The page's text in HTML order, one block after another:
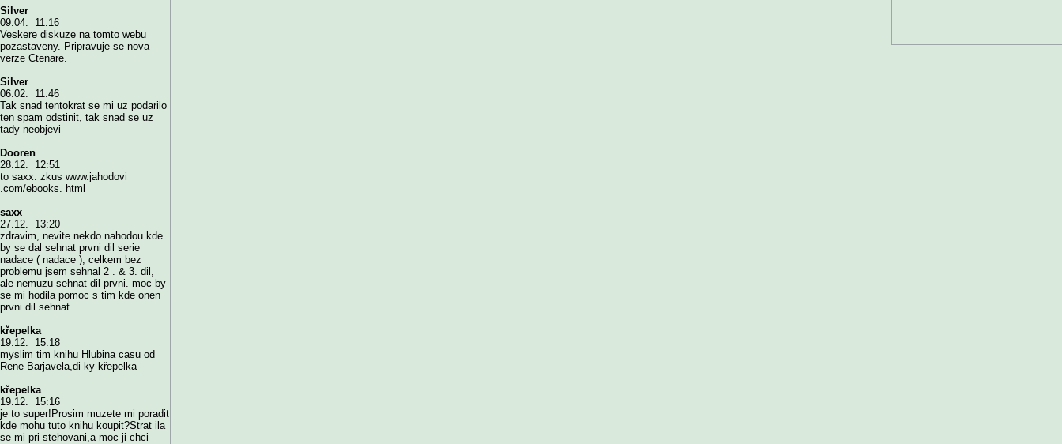
Silver
09.04. 11:16
Veskere diskuze na tomto webu
pozastaveny. Pripravuje se nova
verze Ctenare.
Silver
06.02. 11:46
Tak snad tentokrat se mi uz podarilo
ten spam odstinit, tak snad se uz
tady neobjevi
Dooren
28.12. 12:51
to saxx: zkus www.jahodovi
.com/ebooks. html
saxx
27.12. 13:20
zdravim, nevite nekdo nahodou kde
by se dal sehnat prvni dil serie
nadace ( nadace ), celkem bez
problemu jsem sehnal 2 . & 3. dil,
ale nemuzu sehnat dil prvni. moc by
se mi hodila pomoc s tim kde onen
prvni dil sehnat
křepelka
19.12. 15:18
myslim tim knihu Hlubina casu od
Rene Barjavela,di ky křepelka
křepelka
19.12. 15:16
je to super!Prosim muzete mi poradit
kde mohu tuto knihu koupit?Strat ila
se mi pri stehovani,a moc ji chci